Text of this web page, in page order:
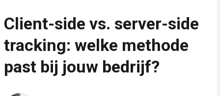
›
Marketing
Client-side vs. server-side tracking: welke methode past bij
Client-side vs. server-side
tracking: welke methode
past bij jouw bedrijf?